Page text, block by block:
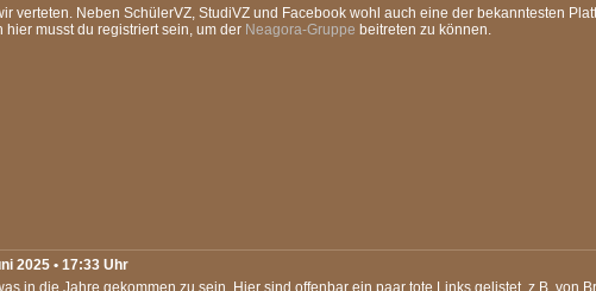
verteten. Neben SchülerVZ, StudiVZ und Facebook wohl auch eine der bekanntesten
hier musst du registriert sein, um der Neagora-Gruppe beitreten zu können.
2025 • 17:33 Uhr
in die Jahre gekommen zu sein. Hier sind offenbar ein paar tote Links gelistet, z.B. von